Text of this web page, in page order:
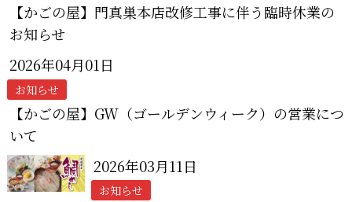
【かごの屋】門真巣本店改修工事に伴う臨時休業の
お知らせ
2026年04月01日
お知らせ
【かごの屋】GW（ゴールデンウィーク）の営業につ
いて
2026年03月11日
お知らせ